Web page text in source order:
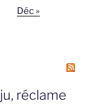
Déc »
réclame